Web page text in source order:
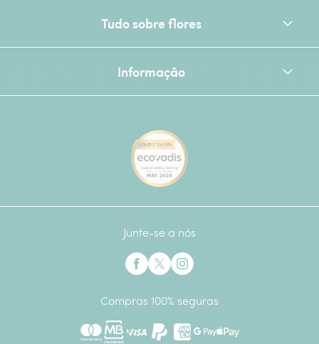
Tudo sobre flores
Informação
Junte-se a nós
Compras 100% seguras
MastercardMultibancoPaypalAmerican Express
Google Pay
Apple Pay